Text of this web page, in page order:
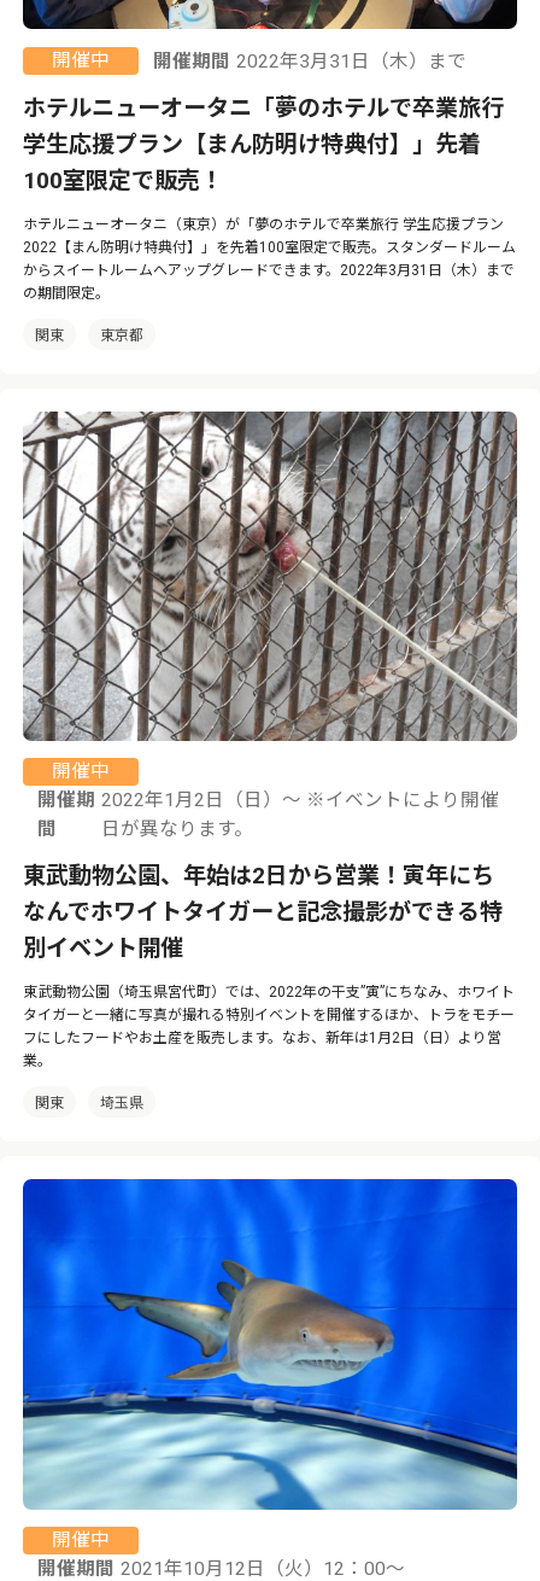
開催中 開催期間 2022年3月31日（木）まで
ホテルニューオータニ「夢のホテルで卒業旅行
学生応援プラン【まん防明け特典付】」先着
100室限定で販売！
ホテルニューオータニ（東京）が「夢のホテルで卒業旅行 学生応援プラン
2022【まん防明け特典付】」を先着100室限定で販売。スタンダードルーム
からスイートルームへアップグレードできます。2022年3月31日（木）まで
の期間限定。
関東 東京都
開催中
開催期
間
2022年1月2日（日）〜 ※イベントにより開催
日が異なります。
東武動物公園、年始は2日から営業！寅年にち
なんでホワイトタイガーと記念撮影ができる特
別イベント開催
東武動物公園（埼玉県宮代町）では、2022年の干支”寅”にちなみ、ホワイト
タイガーと一緒に写真が撮れる特別イベントを開催するほか、トラをモチー
フにしたフードやお土産を販売します。なお、新年は1月2日（日）より営
業。
関東 埼玉県
開催中
開催期間 2021年10月12日（火）12：00〜